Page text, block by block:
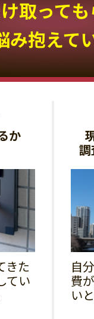
取っても
み抱えて
か
きた
てい
自
費
い